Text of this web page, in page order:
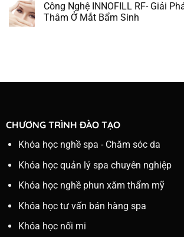
Công Nghệ INNOFILL RF- Giải
Thâm Ở Mắt Bẩm Sinh
CHƯƠNG TRÌNH ĐÀO TẠO
Khóa học nghề spa - Chăm sóc da
Khóa học quản lý spa chuyên nghiệp
Khóa học nghề phun xăm thẩm mỹ
Khóa học tư vấn bán hàng spa
Khóa học nối mi